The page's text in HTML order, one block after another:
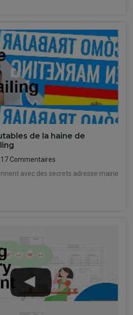
de la haine de
17 Commentaires
avec des secrets adresse mairie